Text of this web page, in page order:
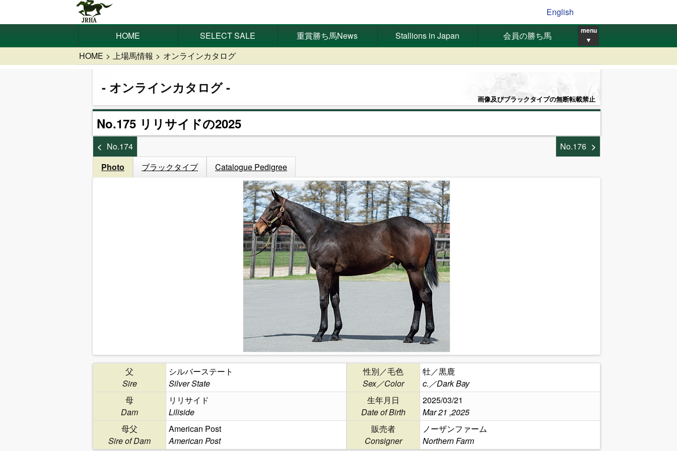
English
HOME SELECT SALE 重賞勝ち馬News Stallions in Japan 会員の勝ち馬 menu
▼
HOME 上場馬情報 オンラインカタログ
オンラインカタログ
画像及びブラックタイプの無断転載禁止
No.175 リリサイドの2025
No.174
No.176
Photo
ブラックタイプ Catalogue Pedigree
父
Sire
シルバーステート
Silver State
母
Dam
リリサイド
Liliside
母父
Sire of Dam
American Post
American Post
性別／毛色
Sex／Color
牡／黒鹿
c.／Dark Bay
生年月日
Date of Birth
2025/03/21
Mar 21 ,2025
販売者
Consigner
ノーザンファーム
Northern Farm